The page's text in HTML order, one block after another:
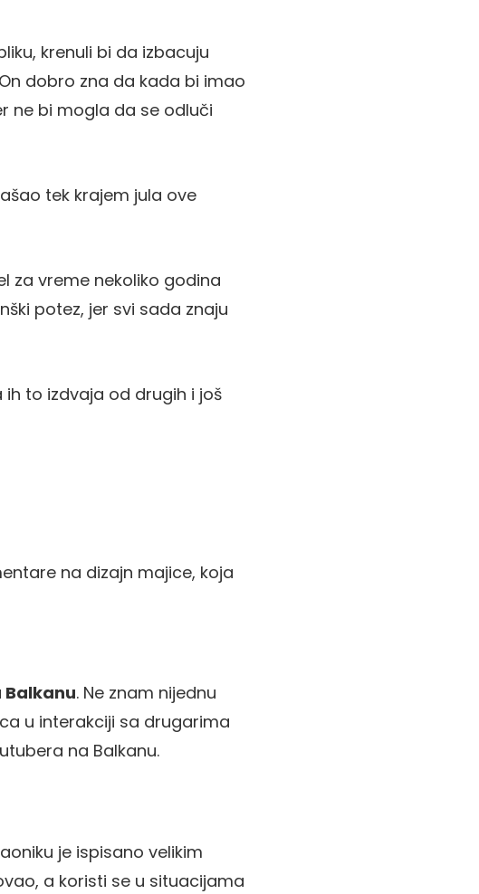
krenuli bi da izbacuju
dobro zna da kada bi imao
ne bi mogla da se odluči
tek krajem jula ove
za vreme nekoliko godina
potez, jer svi sada znaju
to izdvaja od drugih i još
na dizajn majice, koja
. Ne znam nijednu
u interakciji sa drugarima
na Balkanu.
je ispisano velikim
a koristi se u situacijama